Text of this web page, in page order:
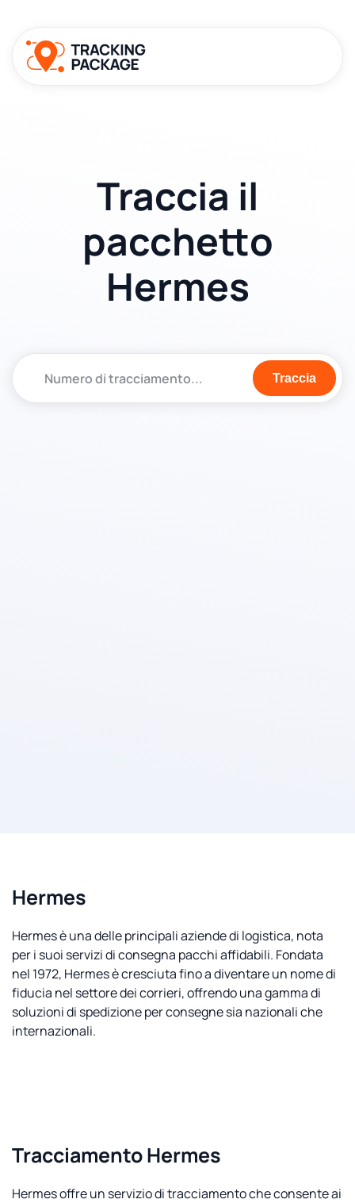
Traccia il
pacchetto
Hermes
Traccia
Hermes
Hermes è una delle principali aziende di logistica, nota
per i suoi servizi di consegna pacchi affidabili. Fondata
nel 1972, Hermes è cresciuta fino a diventare un nome di
fiducia nel settore dei corrieri, offrendo una gamma di
soluzioni di spedizione per consegne sia nazionali che
internazionali.
Tracciamento Hermes
Hermes offre un servizio di tracciamento che consente ai